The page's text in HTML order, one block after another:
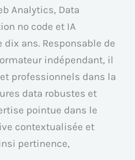
Analytics, Data
no code et IA
ans. Responsable de
indépendant, il
professionnels dans la
data robustes et
pointue dans le
contextualisée et
pertinence,